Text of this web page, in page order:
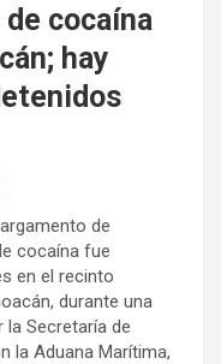
cocaína
hay
de
cocaína fue
en el recinto
durante una
Secretaría de
la Aduana Marítima,